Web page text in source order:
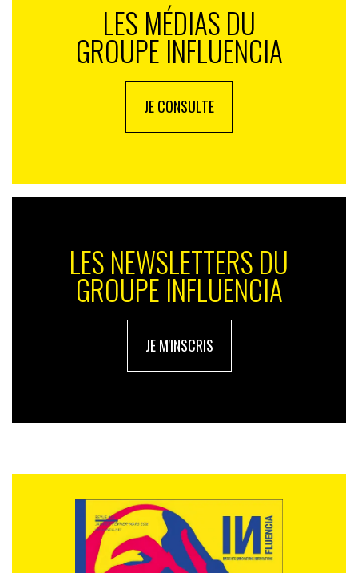
LES MÉDIAS DU
GROUPE INFLUENCIA
JE CONSULTE
LES NEWSLETTERS DU
GROUPE INFLUENCIA
JE M'INSCRIS